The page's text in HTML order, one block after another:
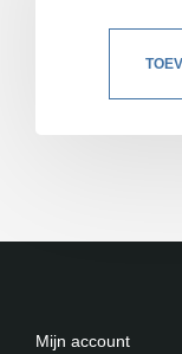
Mijn account